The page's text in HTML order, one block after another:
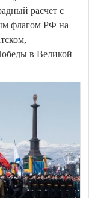
расчет с
флагом РФ на
в Великой